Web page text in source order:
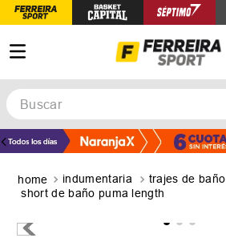
Buscar
indumentaria trajes de baño
short de baño puma length
TÉRMINOS MÁS BUSCADOS
2.
zapatillas